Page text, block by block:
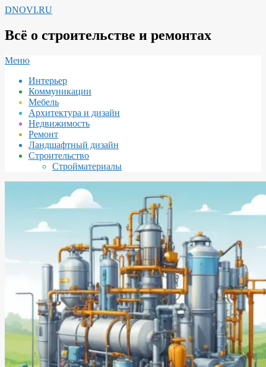
Перейти
содержимому
DNOVI.RU
Всё о строительстве и ремонтах
Вторичное
навигации
Меню
Интерьер
Коммуникации
Мебель
Архитектура и дизайн
Недвижимость
Ремонт
Ландшафтный дизайн
Строительство
Стройматериалы